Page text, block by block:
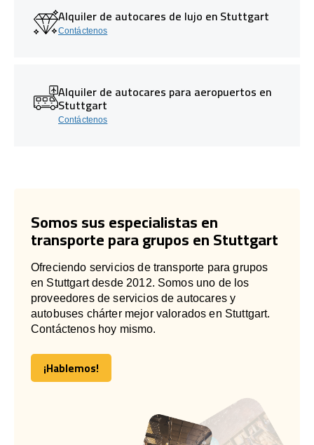
Alquiler de autocares de lujo en Stuttgart
Contáctenos
Alquiler de autocares para aeropuertos en
Stuttgart
Contáctenos
Somos sus especialistas en
transporte para grupos en Stuttgart
Ofreciendo servicios de transporte para grupos
en Stuttgart desde 2012. Somos uno de los
proveedores de servicios de autocares y
autobuses chárter mejor valorados en Stuttgart.
Contáctenos hoy mismo.
¡Hablemos!
¡Hablemos!